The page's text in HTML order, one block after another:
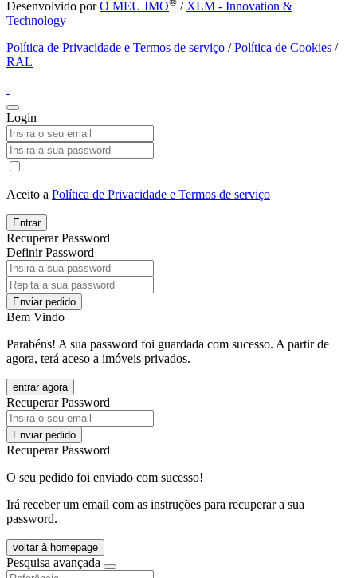
Desenvolvido porO MEU IMO / XLM - Innovation &
Technology
Política de Privacidade e Termos de serviço /Política de Cookies /
RAL
Login
Aceito a Política de Privacidade e Termos de serviço
Entrar
Recuperar Password
Definir Password
Enviar pedido
Bem Vindo
Parabéns! A sua password foi guardada com sucesso. A partir de
agora, terá aceso a imóveis privados.
entrar agora
Recuperar Password
Enviar pedido
Recuperar Password
O seu pedido foi enviado com sucesso!
Irá receber um email com as instruções para recuperar a sua
password.
voltar à homepage
Pesquisa avançada